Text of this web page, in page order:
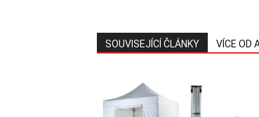
SOUVISEJÍCÍ ČLÁNKY VÍCE OD